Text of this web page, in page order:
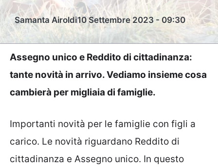
Samanta Airoldi10 Settembre 2023 - 09:30
Assegno unico e Reddito di cittadinanza:
tante novità in arrivo. Vediamo insieme cosa
cambierà per migliaia di famiglie.
Importanti novità per le famiglie con figli a
carico. Le novità riguardano Reddito di
cittadinanza e Assegno unico. In questo